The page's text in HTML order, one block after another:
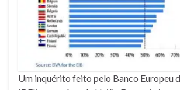
Um inquérito feito pelo Banco Europeu